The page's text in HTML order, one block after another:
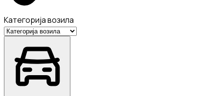
Категорија возила